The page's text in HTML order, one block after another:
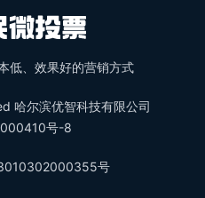
低、效果好的营销方式
哈尔滨优智科技有限公司
号-8
号